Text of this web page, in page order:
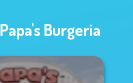
Papa's Burgeria